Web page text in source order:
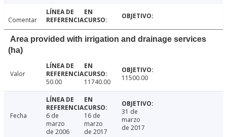
Comentar
Area provided with irrigation and drainage services
(ha)
Valor
50.00
11740.00 11500.00
Fecha
6 de
marzo
de 2006
16 de
marzo
de 2017
31 de
marzo
de 2017